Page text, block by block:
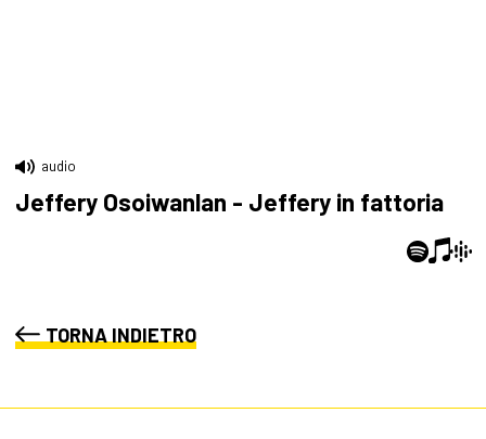
audio
Jeffery Osoiwanlan - Jeffery in fattoria
TORNA INDIETRO